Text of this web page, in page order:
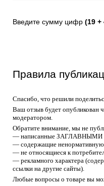
Введите сумму цифр (19 +
Правила
Спасибо, что решили
Ваш отзыв будет опубликован
модератором.
Обратите внимание, мы не
— написанные ЗАГЛАВНЫМИ
— содержащие ненормативную
— не относящиеся к
— рекламного характера
ссылки на другие сайты).
Любые вопросы о товаре вы